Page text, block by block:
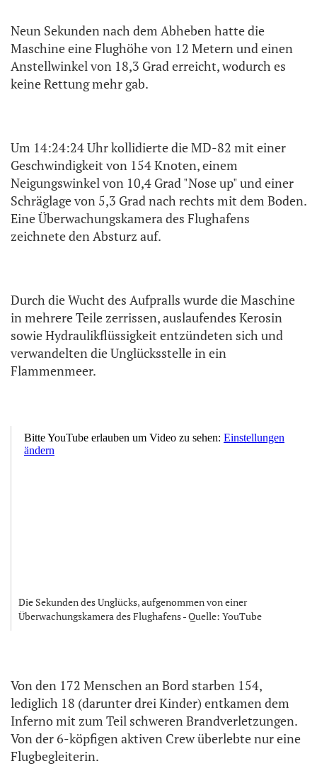
Neun Sekunden nach dem Abheben hatte die
Maschine eine Flughöhe von 12 Metern und einen
Anstellwinkel von 18,3 Grad erreicht, wodurch es
keine Rettung mehr gab.
Um 14:24:24 Uhr kollidierte die MD-82 mit einer
Geschwindigkeit von 154 Knoten, einem
Neigungswinkel von 10,4 Grad "Nose up" und einer
Schräglage von 5,3 Grad nach rechts mit dem Boden.
Eine Überwachungskamera des Flughafens
zeichnete den Absturz auf.
Durch die Wucht des Aufpralls wurde die Maschine
in mehrere Teile zerrissen, auslaufendes Kerosin
sowie Hydraulikflüssigkeit entzündeten sich und
verwandelten die Unglücksstelle in ein
Flammenmeer.
Die Sekunden des Unglücks, aufgenommen von einer
Überwachungskamera des Flughafens - Quelle: YouTube
Von den 172 Menschen an Bord starben 154,
lediglich 18 (darunter drei Kinder) entkamen dem
Inferno mit zum Teil schweren Brandverletzungen.
Von der 6-köpfigen aktiven Crew überlebte nur eine
Flugbegleiterin.